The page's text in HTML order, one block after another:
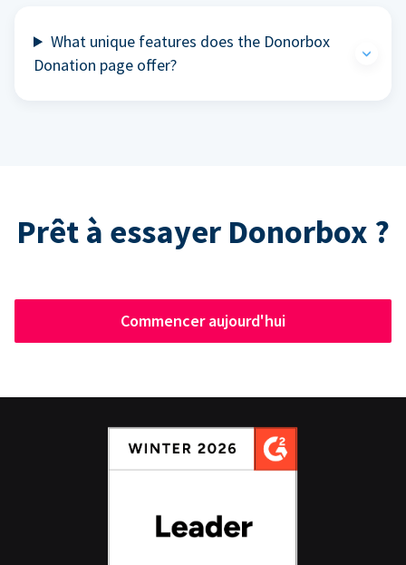
What unique features does the Donorbox
Donation page offer?
Prêt à essayer Donorbox ?
Commencer aujourd'hui